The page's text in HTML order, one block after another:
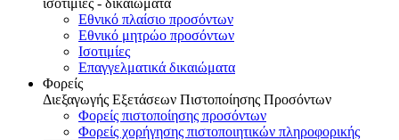
ισοτιμίες - δικαιώματα
Εθνικό πλαίσιο προσόντων
Εθνικό μητρώο προσόντων
Ισοτιμίες
Επαγγελματικά δικαιώματα
Φορείς
Διεξαγωγής Εξετάσεων Πιστοποίησης Προσόντων
Φορείς πιστοποίησης προσόντων
Φορείς χορήγησης πιστοποιητικών πληροφορικής